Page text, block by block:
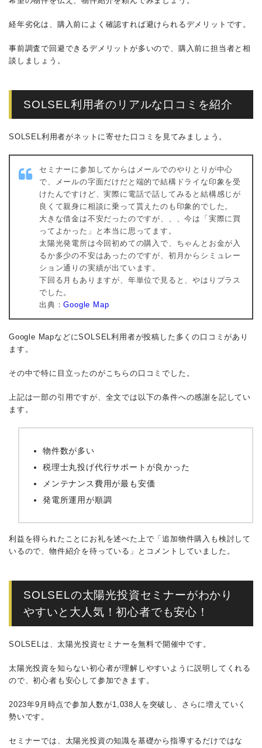
経年劣化は、購入前によく確認すれば避けられるデメリットです。
事前調査で回避できるデメリットが多いので、購入前に担当者と相
談しましょう。
SOLSEL利用者のリアルな口コミを紹介
SOLSEL利用者がネットに寄せた口コミを見てみましょう。
セミナーに参加してからはメールでのやりとりが中心
で、メールの字面だけだと端的で結構ドライな印象を受
けたんですけど、実際に電話で話してみると結構感じが
良くて親身に相談に乗って貰えたのも印象的でした。
大きな借金は不安だったのですが、、、今は「実際に買
ってよかった」と本当に思ってます。
太陽光発電所は今回初めての購入で、ちゃんとお金が入
るか多少の不安はあったのですが、初月からシミュレー
ション通りの実績が出ています。
下回る月もありますが、年単位で見ると、やはりプラス
でした。
出典：Google Map
Google MapなどにSOLSEL利用者が投稿した多くの口コミがあり
ます。
その中で特に目立ったのがこちらの口コミでした。
上記は一部の引用ですが、全文では以下の条件への感謝を記してい
ます。
物件数が多い
税理士丸投げ代行サポートが良かった
メンテナンス費用が最も安価
発電所運用が順調
利益を得られたことにお礼を述べた上で「追加物件購入も検討して
いるので、物件紹介を待っている」とコメントしていました。
SOLSELの太陽光投資セミナーがわかり
やすいと大人気！初心者でも安心！
SOLSELは、太陽光投資セミナーを無料で開催中です。
太陽光投資を知らない初心者が理解しやすいように説明してくれる
ので、初心者も安心して参加できます。
2023年9月時点で参加人数が1,038人を突破し、さらに増えていく
勢いです。
セミナーでは、太陽光投資の知識を基礎から指導するだけではな